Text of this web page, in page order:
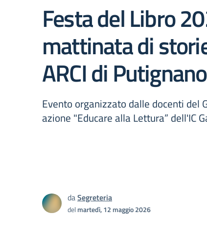
Festa del Libro
mattinata di
ARCI di Putignano
Evento organizzato dalle docenti del
azione "Educare alla Lettura” dell'IC
daSegreteria
delmartedì, 12 maggio 2026